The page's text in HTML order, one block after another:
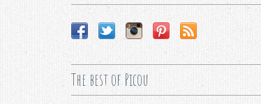
The best of Picou